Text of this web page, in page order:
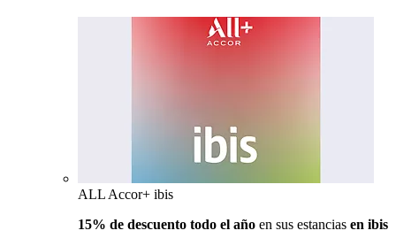
ALL Accor+ ibis
15% de descuento todo el año en sus estancias en ibis